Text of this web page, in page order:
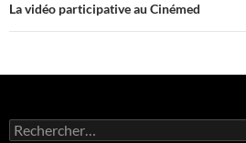
La vidéo participative au Cinémed
Rechercher :